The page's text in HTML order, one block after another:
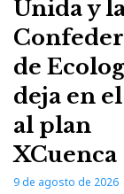
Unida y
de
deja en
al plan
XCuenca
9 de agosto de 2026